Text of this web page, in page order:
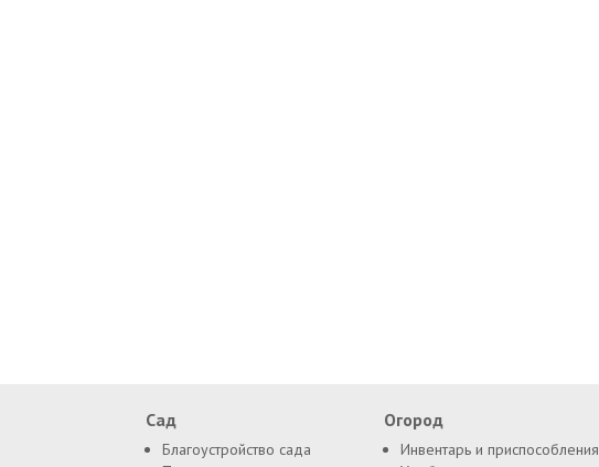
Сад
Благоустройство сада
Огород
Инвентарь и приспособления